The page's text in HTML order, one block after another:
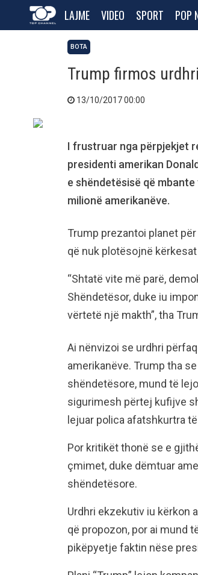
LAJME VIDEO SPORT POP
BOTA
Trump firmos
13/10/2017 00:00
I frustruar nga përpjekjet
presidenti amerikan
e shëndetësisë që
milionë amerikanëve.
Trump prezantoi planet
që nuk plotësojnë
“Shtatë vite më parë,
Shëndetësor, duke iu
vërtetë një makth”, tha
Ai nënvizoi se urdhri
amerikanëve. Trump tha
shëndetësore, mund të
sigurimesh përtej kufijve
lejuar polica afatshkurtra
Por kritikët thonë se e
çmimet, duke dëmtuar
shëndetësore.
Urdhri ekzekutiv iu kërkon
që propozon, por ai mund
pikëpyetje faktin nëse